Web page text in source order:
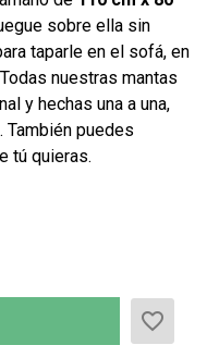
sobre ella sin
taparle en el sofá, en
nuestras mantas
y hechas una a una,
puedes
tú quieras.
favorite_border×
×